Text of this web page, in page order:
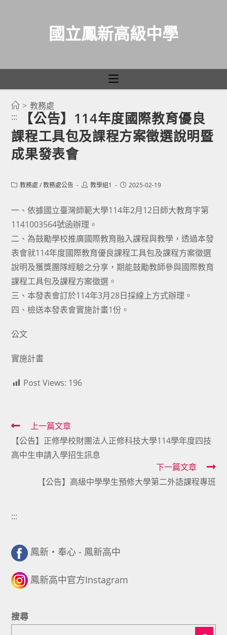
國立鳳新高級中學
> 教務處
:::
【公告】114年度國際教育優良
課程工具包及課程方案徵選說明暨
成果發表會
Post教務處 / 教務處公告
Post教學組1
Post2025-02-19
一、依據國立臺灣師範大學114年2月12日師大教育字第
1141003564號函辦理。
二、為鼓勵學校推廣國際教育融入課程與教學，透過本發
表會就114年度國際教育優良課程工具包及課程方案徵選
說明及獲獎團隊經驗之分享，期能鼓勵教師參與國際教育
課程工具包及課程方案徵選。
三、本發表會訂於114年3月28日採線上方式辦理。
四、檢送本發表會實施計畫1份。
公文
實施計畫
Post Views: 196
Read
more
articles
上一篇文章
【公告】正修學校財團法人正修科技大學114學年度四技
高中生申請入學招生訊息
下一篇文章
【公告】高級中學學生預修大學第二外語課程專班
:::
鳳新・奉心 - 鳳新高中
鳳新高中官方Instagram
搜尋